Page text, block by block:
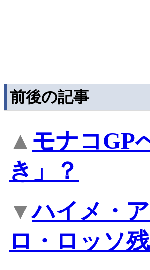
前後の記事
▲ モナコGP
き」？
▼ハイメ・
ロ・ロッソ